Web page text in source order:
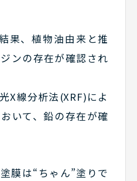
果、植物油由来と推
ンの存在が確認され
X線分析法(XRF)によ
いて、鉛の存在が確
膜は“ちゃん”塗りで